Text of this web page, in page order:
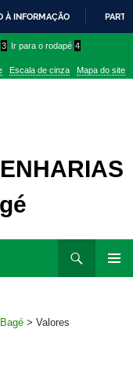
À INFORMAÇÃO
3 Ir para o rodapé 4
Escala de cinza Mapa do site
> Valores